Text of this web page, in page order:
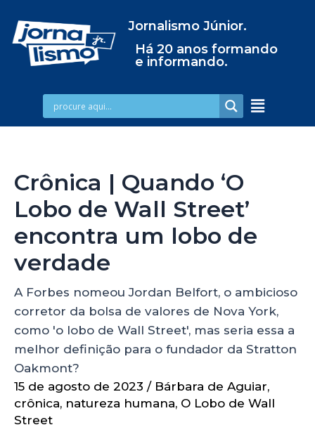
Jornalismo Júnior.
Há 20 anos formando
e informando.
Crônica | Quando ‘O
Lobo de Wall Street’
encontra um lobo de
verdade
A Forbes nomeou Jordan Belfort, o ambicioso
corretor da bolsa de valores de Nova York,
como 'o lobo de Wall Street', mas seria essa a
melhor definição para o fundador da Stratton
Oakmont?
15 de agosto de 2023 / Bárbara de Aguiar,
crônica, natureza humana, O Lobo de Wall
Street